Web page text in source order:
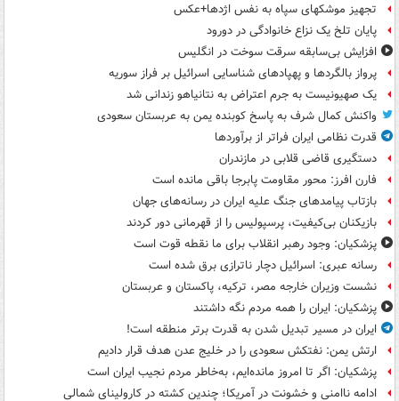
تجهیز موشکهای سپاه به نفس اژدها+عکس
پایان تلخ یک نزاع خانوادگی در دورود
افزایش بی‌سابقه سرقت سوخت در انگلیس
پرواز بالگردها و پهپادهای شناسایی اسرائیل بر فراز سوریه
یک صهیونیست به جرم اعتراض به نتانیاهو زندانی شد
واکنش کمال شرف به پاسخ کوبنده یمن به عربستان سعودی
قدرت نظامی ایران فراتر از برآوردها
دستگیری قاضی قلابی در مازندران
فارن افرز: محور مقاومت پابرجا باقی مانده است
بازتاب پیامدهای جنگ علیه ایران در رسانه‌های جهان
بازیکنان بی‌کیفیت، پرسپولیس را از قهرمانی دور کردند
پزشکیان: وجود رهبر انقلاب برای ما نقطه قوت است
رسانه عبری: اسرائیل دچار ناترازی برق شده است
نشست وزیران خارجه مصر، ترکیه، پاکستان و عربستان
پزشکیان: ایران را همه مردم نگه داشتند
ایران در مسیر تبدیل شدن به قدرت برتر منطقه است!
ارتش یمن: نفتکش سعودی را در خلیج عدن هدف قرار دادیم
پزشکیان: اگر تا امروز مانده‌ایم، به‌خاطر مردم نجیب ایران است
ادامه ناامنی و خشونت در آمریکا؛ چندین کشته در کارولینای شمالی